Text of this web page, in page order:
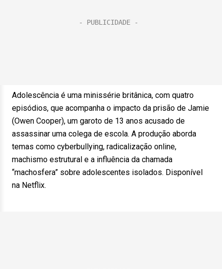
Adolescência é uma minissérie britânica, com quatro
episódios, que acompanha o impacto da prisão de Jamie
(Owen Cooper), um garoto de 13 anos acusado de
assassinar uma colega de escola. A produção aborda
temas como cyberbullying, radicalização online,
machismo estrutural e a influência da chamada
“machosfera” sobre adolescentes isolados. Disponível
na Netflix.